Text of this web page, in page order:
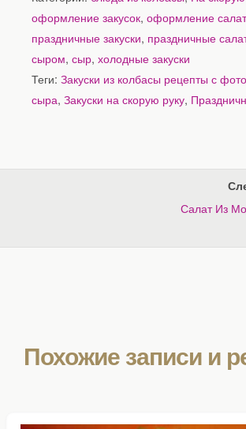
оформление закусок, оформление
праздничные закуски, праздничные
сыром, сыр, холодные закуски
Теги: Закуски из колбасы рецепты с фото
сыра, Закуски на скорую руку,
Салат Из
Похожие записи и